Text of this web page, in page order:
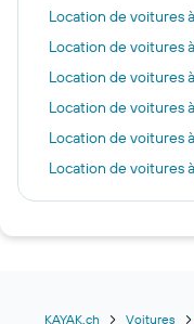
Location de voitures
Location de voitures
Location de voitures
Location de voitures
Location de voitures
Location de voitures
Location de voitures
Location de voitures
KAYAK.ch Voitures